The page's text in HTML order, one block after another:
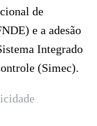
de
e a adesão
Integrado
(Simec).